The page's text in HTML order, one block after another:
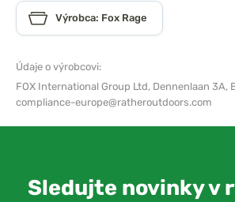
Výrobca: Fox Rage
Údaje o výrobcovi:
FOX International Group Ltd, Dennenlaan 3A,
compliance-europe@ratheroutdoors.com
Sledujte novinky v